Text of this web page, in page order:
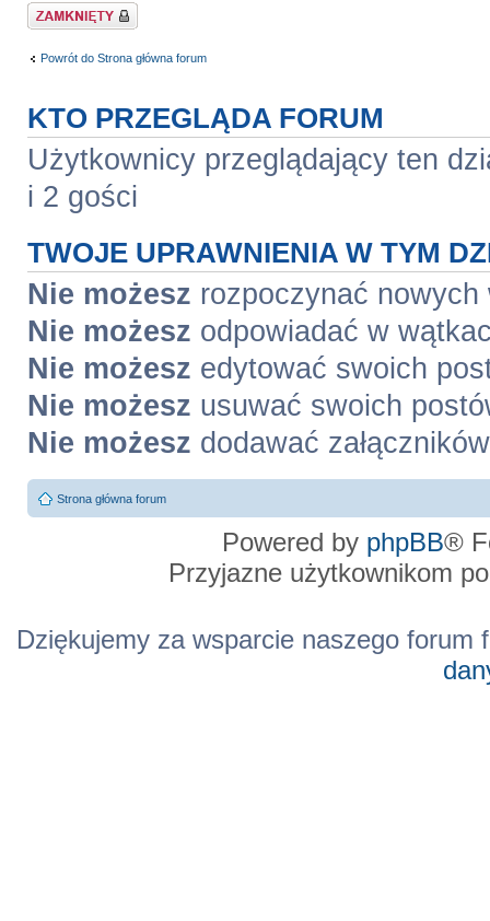
Dział zablokowany
Powrót do Strona główna forum
KTO PRZEGLĄDA FORUM
Użytkownicy przeglądający ten
i 2 gości
TWOJE UPRAWNIENIA W TYM
Nie możesz rozpoczynać nowych
Nie możesz odpowiadać w
Nie możesz edytować swoich
Nie możesz usuwać swoich
Nie możesz dodawać załączników
Strona główna forum
Powered by phpBB®
Przyjazne użytkownikom
Dziękujemy za wsparcie naszego